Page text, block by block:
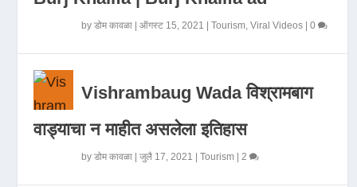
byडोम कावळा |ऑगस्ट 15, 2021 |Tourism,Viral Videos |0
Vishrambaug Wada विश्रामबाग
वाड्याचा न माहीत असलेला इतिहास
byडोम कावळा |जुलै 17, 2021 |Tourism |2